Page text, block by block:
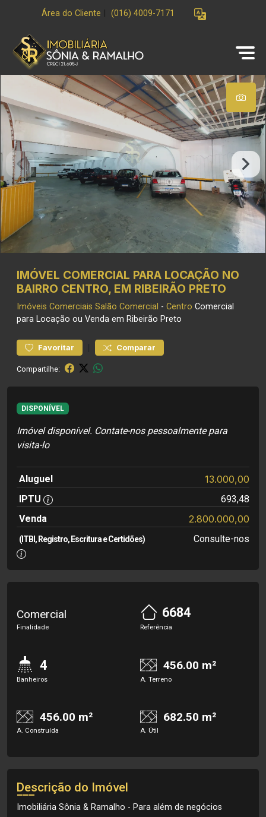
Área do Cliente (016) 4009-7171
IMÓVEL COMERCIAL PARA LOCAÇÃO NO
BAIRRO CENTRO, EM RIBEIRÃO PRETO
Imóveis Comerciais Salão Comercial - Centro Comercial
para Locação ou Venda em Ribeirão Preto
Favoritar Comparar
Compartilhe:
DISPONÍVEL
Imóvel disponível. Contate-nos pessoalmente para
visita-lo
Aluguel 13.000,00
IPTU
693,48
Venda
2.800.000,00
(ITBI, Registro, Escritura e Certidões) Consulte-nos
Comercial
Finalidade
6684
Referência
4
Banheiros
456.00 m²
A. Terreno
456.00 m²
A. Construída
682.50 m²
A. Útil
Descrição do Imóvel
Imobiliária Sônia & Ramalho - Para além de negócios